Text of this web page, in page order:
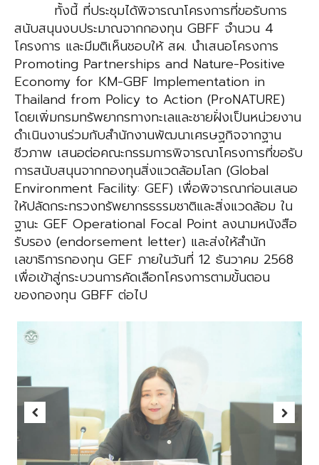
ทั้งนี้ ที่ประชุมได้พิจารณาโครงการที่ขอรับการ
สนับสนุนงบประมาณจากกองทุน GBFF จำนวน 4
โครงการ และมีมติเห็นชอบให้ สผ. นำเสนอโครงการ
Promoting Partnerships and Nature-Positive
Economy for KM-GBF Implementation in
Thailand from Policy to Action (ProNATURE)
โดยเพิ่มกรมทรัพยากรทางทะเลและชายฝั่งเป็นหน่วยงาน
ดำเนินงานร่วมกับสำนักงานพัฒนาเศรษฐกิจจากฐาน
ชีวภาพ เสนอต่อคณะกรรมการพิจารณาโครงการที่ขอรับ
การสนับสนุนจากกองทุนสิ่งแวดล้อมโลก (Global
Environment Facility: GEF) เพื่อพิจารณาก่อนเสนอ
ให้ปลัดกระทรวงทรัพยากรธรรมชาติและสิ่งแวดล้อม ใน
ฐานะ GEF Operational Focal Point ลงนามหนังสือ
รับรอง (endorsement letter) และส่งให้สำนัก
เลขาธิการกองทุน GEF ภายในวันที่ 12 ธันวาคม 2568
เพื่อเข้าสู่กระบวนการคัดเลือกโครงการตามขั้นตอน
ของกองทุน GBFF ต่อไป
Previous Next